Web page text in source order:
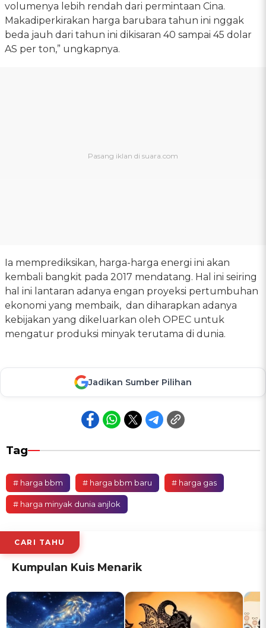
volumenya lebih rendah dari permintaan Cina.
Makadiperkirakan harga barubara tahun ini nggak
beda jauh dari tahun ini dikisaran 40 sampai 45 dolar
AS per ton,” ungkapnya.
Ia memprediksikan, harga-harga energi ini akan
kembali bangkit pada 2017 mendatang. Hal ini seiring
hal ini lantaran adanya engan proyeksi pertumbuhan
ekonomi yang membaik, dan diharapkan adanya
kebijakan yang dikeluarkan oleh OPEC untuk
mengatur produksi minyak terutama di dunia.
Jadikan Sumber Pilihan
Tag
# harga bbm # harga bbm baru # harga gas
# harga minyak dunia anjlok
CARI TAHU
Kumpulan Kuis Menarik